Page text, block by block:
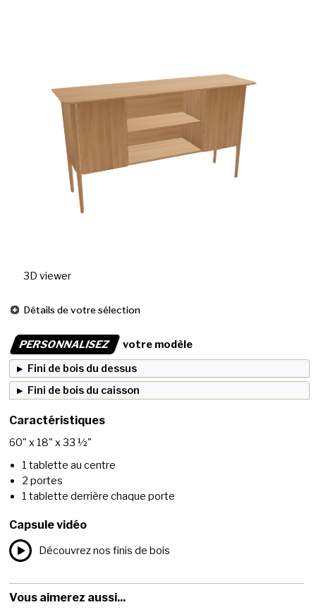
3D viewer
Détails de votre sélection
PERSONNALISEZ
votre modèle
Fini de bois du dessus
Fini de bois du caisson
Caractéristiques
60" x 18" x 33 ½"
1 tablette au centre
2 portes
1 tablette derrière chaque porte
Capsule vidéo
Découvrez nos finis de bois
Vous aimerez aussi...